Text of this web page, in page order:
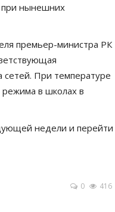
при нынешних
премьер-министра РК
сетей. При температуре
в школах в
недели и перейти
0 416